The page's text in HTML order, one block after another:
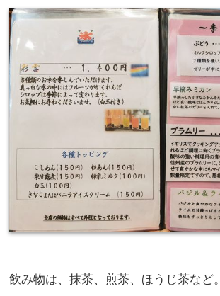
飲み物は、抹茶、煎茶、ほうじ茶など。